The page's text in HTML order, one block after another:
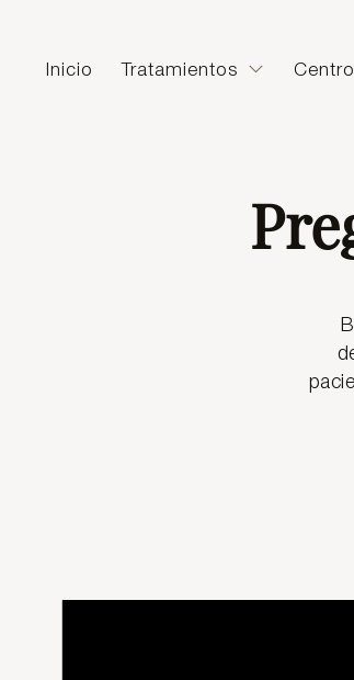
Inicio Tratamientos